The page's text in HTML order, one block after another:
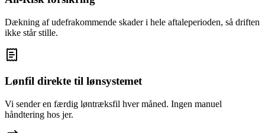
Dækning af udefrakommende skader i hele aftaleperioden, så driften
ikke står stille.
Lønfil direkte til lønsystemet
Vi sender en færdig løntræksfil hver måned. Ingen manuel
håndtering hos jer.